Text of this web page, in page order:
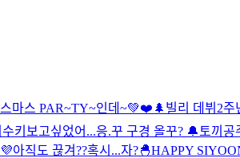
마스 PAR~TY~인데~💚❤️🌲 빌리 데뷔2
키 보고싶었어...응.꾸 구경 올꾸? 🔔 토끼공
아직도 끊겨??혹시...자?🐣HAPPY